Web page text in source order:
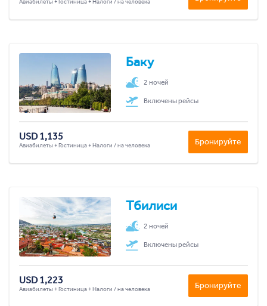
Авиабилеты + Гостиница + Налоги / на человека
Баку
2 ночей
Включены рейсы
USD 1,135
Авиабилеты + Гостиница + Налоги / на человека Бронируйте
Тбилиси
2 ночей
Включены рейсы
USD 1,223
Авиабилеты + Гостиница + Налоги / на человека Бронируйте